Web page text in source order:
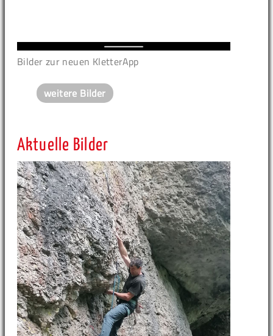
Bilder zur neuen KletterApp
weitere Bilder
Aktuelle Bilder